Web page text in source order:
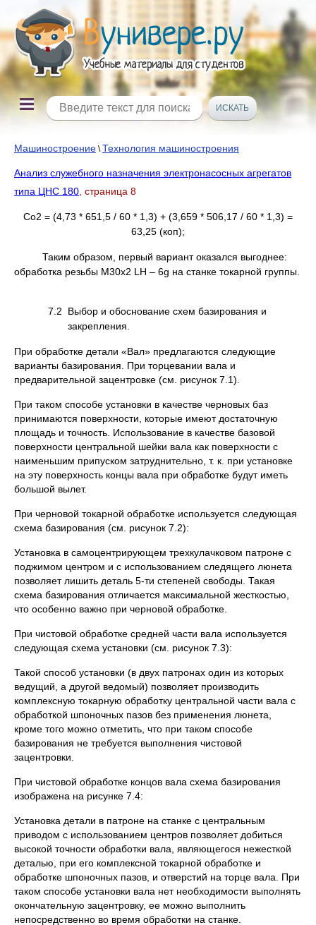
Машиностроение \Технология машиностроения
Анализ служебного назначения электронасосных агрегатов
типа ЦНС 180 , страница 8
Со2 = (4,73 * 651,5 / 60 * 1,3) + (3,659 * 506,17 / 60 * 1,3) =
63,25 (коп);
Таким образом, первый вариант оказался выгоднее:
обработка резьбы М30х2 LH – 6g на станке токарной группы.
7.2 Выбор и обоснование схем базирования и
закрепления.
При обработке детали «Вал» предлагаются следующие
варианты базирования. При торцевании вала и
предварительной зацентровке (см. рисунок 7.1).
При таком способе установки в качестве черновых баз
принимаются поверхности, которые имеют достаточную
площадь и точность. Использование в качестве базовой
поверхности центральной шейки вала как поверхности с
наименьшим припуском затруднительно, т. к. при установке
на эту поверхность концы вала при обработке будут иметь
большой вылет.
При черновой токарной обработке используется следующая
схема базирования (см. рисунок 7.2):
Установка в самоцентрирующем трехкулачковом патроне с
поджимом центром и с использованием следящего люнета
позволяет лишить деталь 5-ти степеней свободы. Такая
схема базирования отличается максимальной жесткостью,
что особенно важно при черновой обработке.
При чистовой обработке средней части вала используется
следующая схема установки (см. рисунок 7.3):
Такой способ установки (в двух патронах один из которых
ведущий, а другой ведомый) позволяет производить
комплексную токарную обработку центральной части вала с
обработкой шпоночных пазов без применения люнета,
кроме того можно отметить, что при таком способе
базирования не требуется выполнения чистовой
зацентровки.
При чистовой обработке концов вала схема базирования
изображена на рисунке 7.4:
Установка детали в патроне на станке с центральным
приводом с использованием центров позволяет добиться
высокой точности обработки вала, являющегося нежесткой
деталью, при его комплексной токарной обработке и
обработке шпоночных пазов, и отверстий на торце вала. При
таком способе установки вала нет необходимости выполнять
окончательную зацентровку, ее можно выполнить
непосредственно во время обработки на станке.